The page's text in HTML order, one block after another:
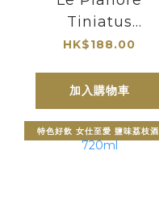
Tiniatus
Montecucco
鋼琴家酒莊"蒂尼亞
圖斯"紅酒
HK$188.00
加入購物車
特色好飲 女仕至愛 鹽味荔枝酒